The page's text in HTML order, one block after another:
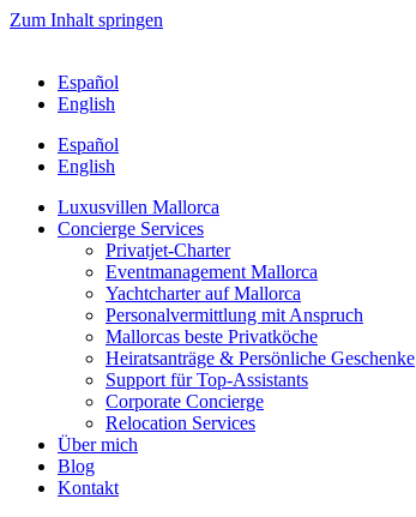
Zum Inhalt springen
Español
English
Español
English
Luxusvillen Mallorca
Concierge Services
Privatjet-Charter
Eventmanagement Mallorca
Yachtcharter auf Mallorca
Personalvermittlung mit Anspruch
Mallorcas beste Privatköche
Heiratsanträge & Persönliche Geschenke
Support für Top-Assistants
Corporate Concierge
Relocation Services
Über mich
Blog
Kontakt